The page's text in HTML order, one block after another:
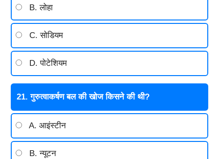
B. लोहा
C. सोडियम
D. पोटेशियम
21. गुरुत्वाकर्षण बल की खोज किसने की थी?
A. आइंस्टीन
B. न्यूटन